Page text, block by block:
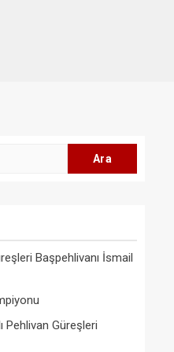
Başpehlivanı İsmail
Pehlivan Güreşleri